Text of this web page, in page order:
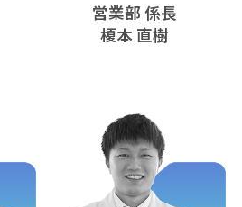
営業部 係長
榎本 直樹